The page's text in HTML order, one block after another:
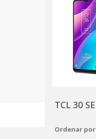
TCL 30 SE
Ordenar por